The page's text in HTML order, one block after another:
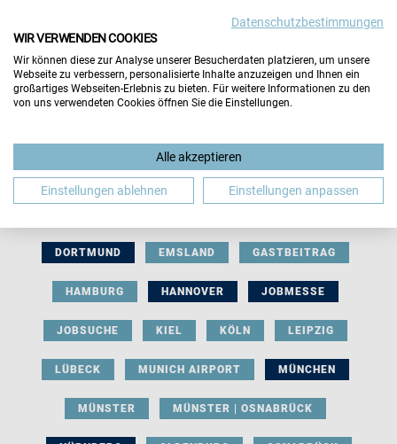
BERUFLICHE ORIENTIERUNG BEWERBUNG
DORTMUND EMSLAND GASTBEITRAG
HAMBURG HANNOVER JOBMESSE
JOBSUCHE KIEL KÖLN LEIPZIG
LÜBECK MUNICH AIRPORT MÜNCHEN
MÜNSTER MÜNSTER | OSNABRÜCK
Datenschutzbestimmungen
WIR VERWENDEN COOKIES
Wir können diese zur Analyse unserer Besucherdaten platzieren, um unsere
Webseite zu verbessern, personalisierte Inhalte anzuzeigen und Ihnen ein
großartiges Webseiten-Erlebnis zu bieten. Für weitere Informationen zu den
von uns verwendeten Cookies öffnen Sie die Einstellungen.
Alle akzeptieren
Einstellungen ablehnen Einstellungen anpassen